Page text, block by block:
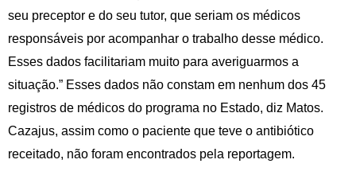
seu preceptor e do seu tutor, que seriam os médicos
responsáveis por acompanhar o trabalho desse médico.
Esses dados facilitariam muito para averiguarmos a
situação.” Esses dados não constam em nenhum dos 45
registros de médicos do programa no Estado, diz Matos.
Cazajus, assim como o paciente que teve o antibiótico
receitado, não foram encontrados pela reportagem.